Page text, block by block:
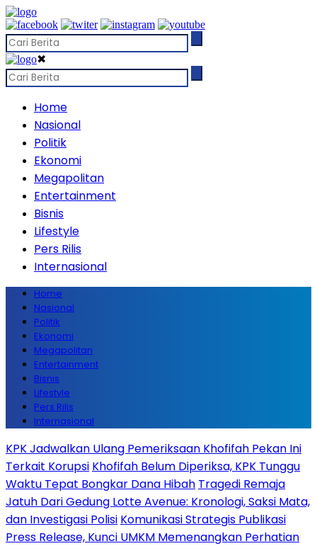
✖
Home
Nasional
Politik
Ekonomi
Megapolitan
Entertainment
Bisnis
Lifestyle
Pers Rilis
Internasional
Home
Nasional
Politik
Ekonomi
Megapolitan
Entertainment
Bisnis
Lifestyle
Pers Rilis
Internasional
KPK Jadwalkan Ulang Pemeriksaan Khofifah Pekan Ini
Terkait Korupsi Khofifah Belum Diperiksa, KPK Tunggu
Waktu Tepat Bongkar Dana Hibah Tragedi Remaja
Jatuh Dari Gedung Lotte Avenue: Kronologi, Saksi Mata,
dan Investigasi Polisi Komunikasi Strategis Publikasi
Press Release, Kunci UMKM Memenangkan Perhatian